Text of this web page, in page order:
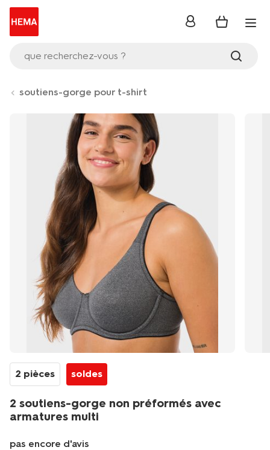
que recherchez-vous ?
se
soutiens-gorge pour t-shirt
2 pièces soldes
2 soutiens-gorge non préformés avec
armatures multi
pas encore d'avis